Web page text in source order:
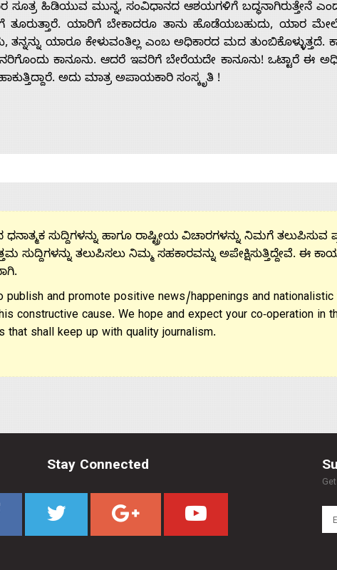
ಸೂತ್ರ ಹಿಡಿಯುವ ಮುನ್ನ, ಸಂವಿಧಾನದ ಆಶಯಗಳಿಗೆ ಬದ್ಧನಾಗಿರುತ್ತೇನೆ
ತೂರುತ್ತಾರೆ. ಯಾರಿಗೆ ಬೇಕಾದರೂ ತಾನು ಹೊಡೆಯಬಹುದು, ಯಾರ
ತನ್ನನ್ನು ಯಾರೂ ಕೇಳುವಂತಿಲ್ಲ ಎಂಬ ಅಧಿಕಾರದ ಮದ ತುಂಬಿಕೊಳ್ಳುತ್ತದೆ.
ಕಾನೂನು. ಆದರೆ ಇವರಿಗೆ ಬೇರೆಯದೇ ಕಾನೂನು! ಒಟ್ಟಾರೆ ಈ
ಅದು ಮಾತ್ರ ಅಪಾಯಕಾರಿ ಸಂಸ್ಕೃತಿ !
ಸುದ್ದಿಗಳನ್ನು ಹಾಗೂ ರಾಷ್ಟ್ರೀಯ ವಿಚಾರಗಳನ್ನು ನಿಮಗೆ ತಲುಪಿಸುವ
ಸುದ್ದಿಗಳನ್ನು ತಲುಪಿಸಲು ನಿಮ್ಮ ಸಹಕಾರವನ್ನು ಅಪೇಕ್ಷಿಸುತ್ತಿದ್ದೇವೆ. ಈ
publish and promote positive news/happenings and
constructive cause. We hope and expect your co-operation in
that shall keep up with quality journalism.
Stay Connected